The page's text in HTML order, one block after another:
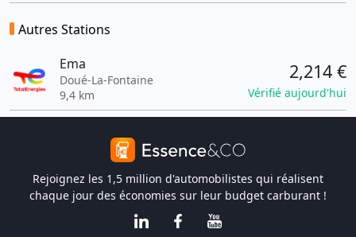
Autres Stations
Ema
Doué-La-Fontaine
9,4 km
2,214 €
Vérifié aujourd'hui
Rejoignez les 1,5 million d'automobilistes qui réalisent
chaque jour des économies sur leur budget carburant !